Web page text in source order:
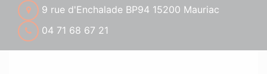
9 rue d'Enchalade BP94 15200 Mauriac
04 71 68 67 21